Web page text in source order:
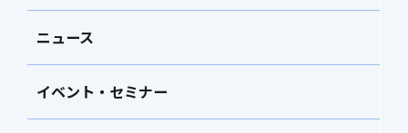
ニュース
イベント・セミナー